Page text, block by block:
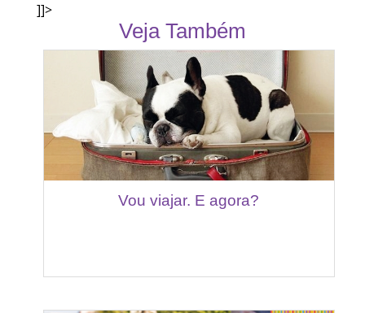
]]>
Veja Também
Vou viajar. E agora?